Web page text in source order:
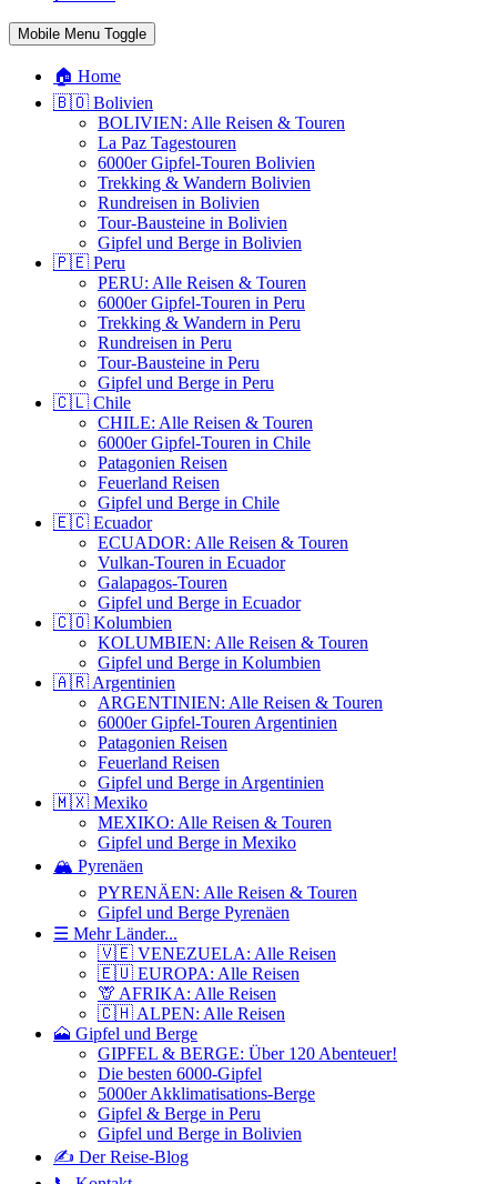
Mobile Menu Toggle
🏠 Home
🇧🇴 Bolivien
BOLIVIEN: Alle Reisen & Touren
La Paz Tagestouren
6000er Gipfel-Touren Bolivien
Trekking & Wandern Bolivien
Rundreisen in Bolivien
Tour-Bausteine in Bolivien
Gipfel und Berge in Bolivien
🇵🇪 Peru
PERU: Alle Reisen & Touren
6000er Gipfel-Touren in Peru
Trekking & Wandern in Peru
Rundreisen in Peru
Tour-Bausteine in Peru
Gipfel und Berge in Peru
🇨🇱 Chile
CHILE: Alle Reisen & Touren
6000er Gipfel-Touren in Chile
Patagonien Reisen
Feuerland Reisen
Gipfel und Berge in Chile
🇪🇨 Ecuador
ECUADOR: Alle Reisen & Touren
Vulkan-Touren in Ecuador
Galapagos-Touren
Gipfel und Berge in Ecuador
🇨🇴 Kolumbien
KOLUMBIEN: Alle Reisen & Touren
Gipfel und Berge in Kolumbien
🇦🇷 Argentinien
ARGENTINIEN: Alle Reisen & Touren
6000er Gipfel-Touren Argentinien
Patagonien Reisen
Feuerland Reisen
Gipfel und Berge in Argentinien
🇲🇽 Mexiko
MEXIKO: Alle Reisen & Touren
Gipfel und Berge in Mexiko
🏔️ Pyrenäen
PYRENÄEN: Alle Reisen & Touren
Gipfel und Berge Pyrenäen
☰ Mehr Länder...
🇻🇪 VENEZUELA: Alle Reisen
🇪🇺 EUROPA: Alle Reisen
🦒 AFRIKA: Alle Reisen
🇨🇭 ALPEN: Alle Reisen
🗻 Gipfel und Berge
GIPFEL & BERGE: Über 120 Abenteuer!
Die besten 6000-Gipfel
5000er Akklimatisations-Berge
Gipfel & Berge in Peru
Gipfel und Berge in Bolivien
✍️ Der Reise-Blog